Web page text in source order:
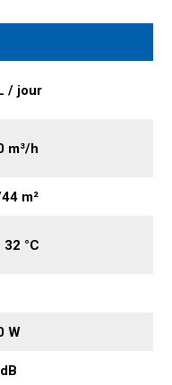
/ jour
m³/h
m²
32 °C
W